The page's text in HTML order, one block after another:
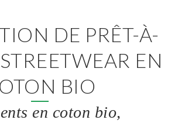
DE PRÊT-À-
EN
BIO
en coton bio,